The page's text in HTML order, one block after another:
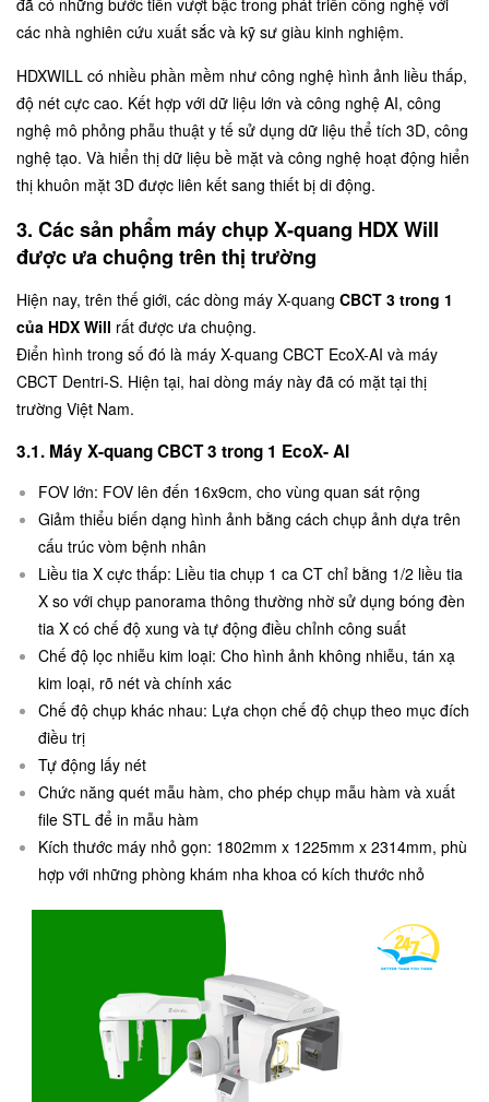
đã có những bước tiến vượt bậc trong phát triển công nghệ với
các nhà nghiên cứu xuất sắc và kỹ sư giàu kinh nghiệm.
HDXWILL có nhiều phần mềm như công nghệ hình ảnh liều thấp,
độ nét cực cao. Kết hợp với dữ liệu lớn và công nghệ AI, công
nghệ mô phỏng phẫu thuật y tế sử dụng dữ liệu thể tích 3D, công
nghệ tạo. Và hiển thị dữ liệu bề mặt và công nghệ hoạt động hiển
thị khuôn mặt 3D được liên kết sang thiết bị di động.
3. Các sản phẩm máy chụp X-quang HDX Will
được ưa chuộng trên thị trường
Hiện nay, trên thế giới, các dòng máy X-quang CBCT 3 trong 1
của HDX Will rất được ưa chuộng.
Điển hình trong số đó là máy X-quang CBCT EcoX-AI và máy
CBCT Dentri-S. Hiện tại, hai dòng máy này đã có mặt tại thị
trường Việt Nam.
3.1. Máy X-quang CBCT 3 trong 1 EcoX- AI
FOV lớn: FOV lên đến 16x9cm, cho vùng quan sát rộng
Giảm thiểu biến dạng hình ảnh bằng cách chụp ảnh dựa trên
cấu trúc vòm bệnh nhân
Liều tia X cực thấp: Liều tia chụp 1 ca CT chỉ bằng 1/2 liều tia
X so với chụp panorama thông thường nhờ sử dụng bóng đèn
tia X có chế độ xung và tự động điều chỉnh công suất
Chế độ lọc nhiễu kim loại: Cho hình ảnh không nhiễu, tán xạ
kim loại, rõ nét và chính xác
Chế độ chụp khác nhau: Lựa chọn chế độ chụp theo mục đích
điều trị
Tự động lấy nét
Chức năng quét mẫu hàm, cho phép chụp mẫu hàm và xuất
file STL để in mẫu hàm
Kích thước máy nhỏ gọn: 1802mm x 1225mm x 2314mm, phù
hợp với những phòng khám nha khoa có kích thước nhỏ